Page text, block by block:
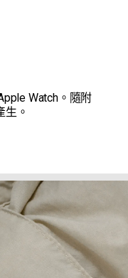
Watch。隨附
生。